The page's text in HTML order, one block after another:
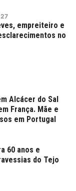
empreiteiro e
no
Alcácer do Sal
França. Mãe e
em Portugal
60 anos e
do Tejo